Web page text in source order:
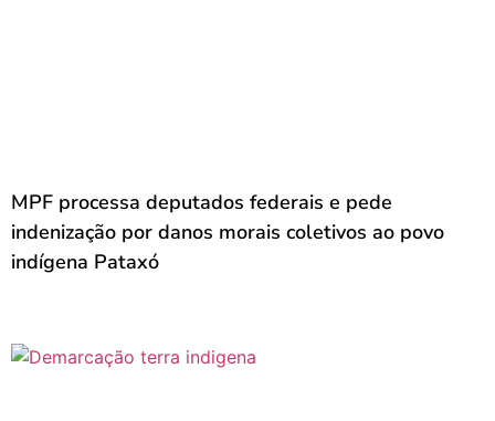
MPF processa deputados federais e pede
indenização por danos morais coletivos ao povo
indígena Pataxó